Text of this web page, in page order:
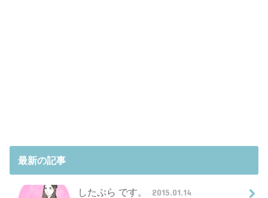
最新の記事
したぷら です。 2015.01.14